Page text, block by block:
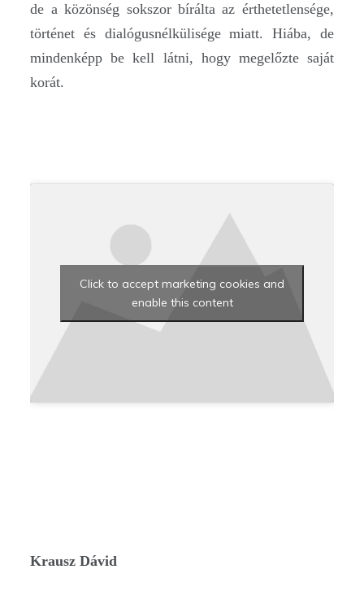
de a közönség sokszor bírálta az érthetetlensége,
történet és dialógusnélkülisége miatt. Hiába, de
mindenképp be kell látni, hogy megelőzte saját
korát.
Click to accept marketing cookies and
enable this content
Krausz Dávid